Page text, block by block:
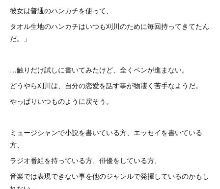
彼女は普通のハンカチを使って、
タオル生地のハンカチはいつも刈川のために毎回持ってきてたん
だ。」
…触りだけ試しに書いてみたけど、全くペンが進まない。
どうやら刈川は、自分の恋愛を話す事が物凄く苦手なようだ。
やっぱりいつものように戻そう。
ミュージシャンで小説を書いている方、エッセイを書いている
方、
ラジオ番組を持っている方、俳優をしている方、
音楽では表現できない事を他のジャンルで発揮しているのかもし